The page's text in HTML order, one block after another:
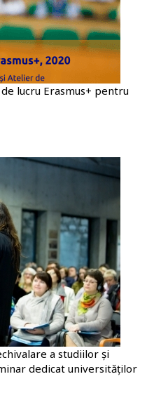
lucru Erasmus+ pentru
a studiilor și
dedicat universităților